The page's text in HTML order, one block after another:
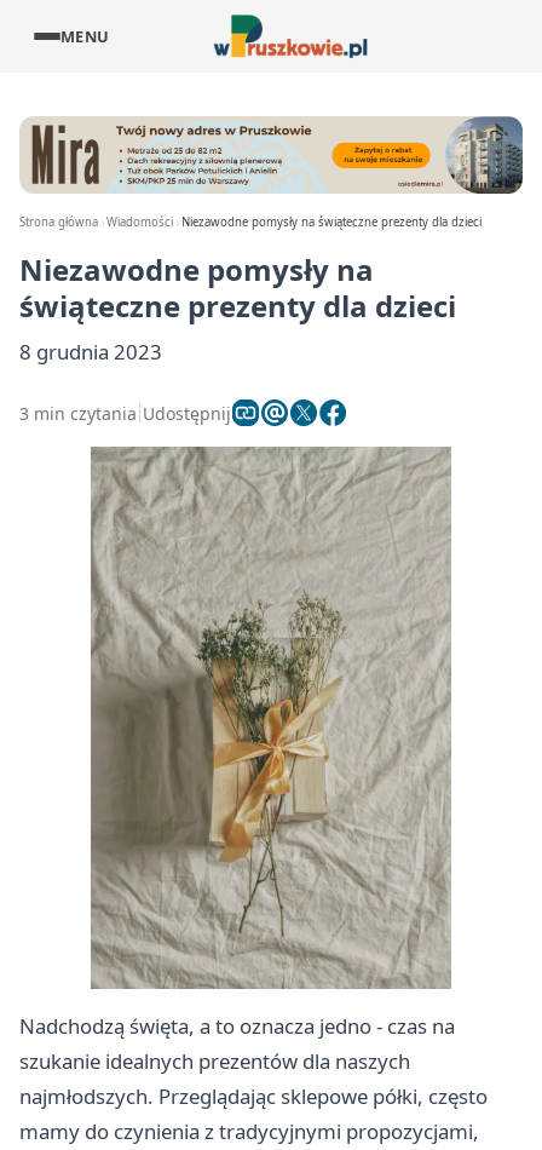
MENU
Strona główna Wiadomości Niezawodne pomysły na świąteczne prezenty dla dzieci
Niezawodne pomysły na
świąteczne prezenty dla dzieci
8 grudnia 2023
3 min czytania Udostępnij
Nadchodzą święta, a to oznacza jedno - czas na
szukanie idealnych prezentów dla naszych
najmłodszych. Przeglądając sklepowe półki, często
mamy do czynienia z tradycyjnymi propozycjami,